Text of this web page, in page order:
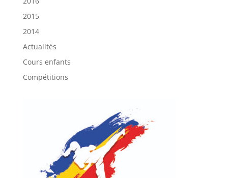
2015
2014
Actualités
Cours enfants
Compétitions